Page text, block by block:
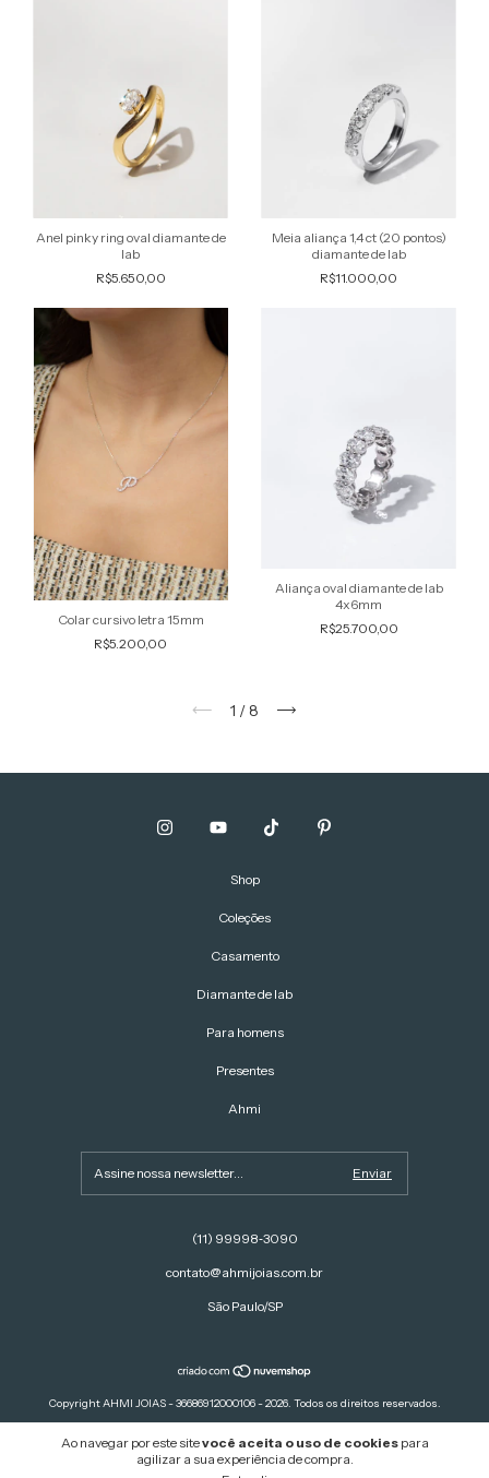
Ao navegar por este sitevocê aceita o uso de cookiespara
agilizar a sua experiência de compra.
Anel pinky ring oval diamante de
lab
R$5.650,00
Meia aliança 1,4 ct (20 pontos)
diamante de lab
R$11.000,00
Colar cursivo letra 15mm
R$5.200,00
Aliança oval diamante de lab
4x6mm
R$25.700,00
1 /8
Shop
Coleções
Casamento
Diamante de lab
Para homens
Presentes
Ahmi
(11) 99998‑3090‬
contato@ahmijoias.com.br
São Paulo/SP
Copyright AHMI JOIAS - 36686912000106 - 2026. Todos os direitos reservados.